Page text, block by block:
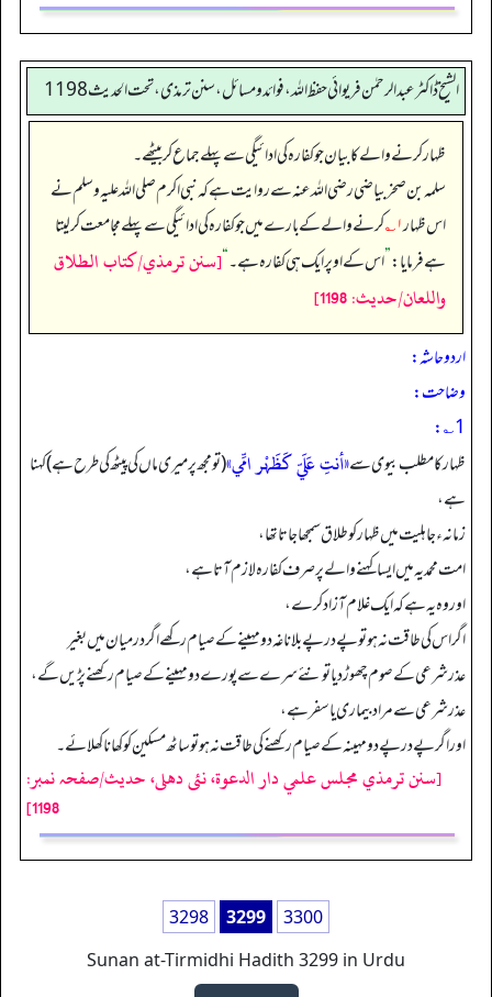
الشیخ ڈاکٹر عبد الرحمٰن فریوائی حفظ اللہ، فوائد و مسائل، سنن ترمذی، تحت الحديث 1198
ظہار کرنے والے کا بیان جو کفارہ کی ادائیگی سے پہلے جماع کر بیٹھے۔
سلمہ بن صخر بیاضی رضی الله عنہ سے روایت ہے کہ نبی اکرم صلی اللہ علیہ وسلم نے
اس ظہار۱؎ کرنے والے کے بارے میں جو کفارہ کی ادائیگی سے پہلے مجامعت کر لیتا
ہے فرمایا:”اس کے اوپر ایک ہی کفارہ ہے۔‏‏‏‏“[سنن ترمذي/كتاب الطلاق
واللعان/حدیث: 1198]
اردو حاشہ:
وضاحت:
1؎:
ظہار کا مطلب بیوی سے«أنتِ عَلَيّ کَظَہْر امِّي»(تومجھ پر میری ماں کی پیٹھ کی طرح ہے) کہنا
ہے،
زمانہء جاہلیت میں ظہار کوطلاق سمجھا جاتا تھا،
امت محمدیہ میں ایسا کہنے والے پر صرف کفارہ لازم آتا ہے،
اوروہ یہ ہے کہ ایک غلام آزاد کرے،
اگر اس کی طاقت نہ ہو تو پے درپے بلاناغہ دومہینے کے صیام رکھے اگردرمیان میں بغیر
عذرشرعی کے صوم چھوڑ دیا تو نئے سرے سے پورے دومہینے کے صیام رکھنے پڑیں گے،
عذرشرعی سے مراد بیماری یا سفر ہے،
اوراگر پے درپے دومہینہ کے صیام رکھنے کی طاقت نہ ہو تو ساٹھ مسکین کو کھانا کھلائے۔
[سنن ترمذي مجلس علمي دار الدعوة، نئى دهلى، حدیث/صفحہ نمبر:
1198]
3298 3299
3300
Sunan at-Tirmidhi Hadith 3299 in Urdu